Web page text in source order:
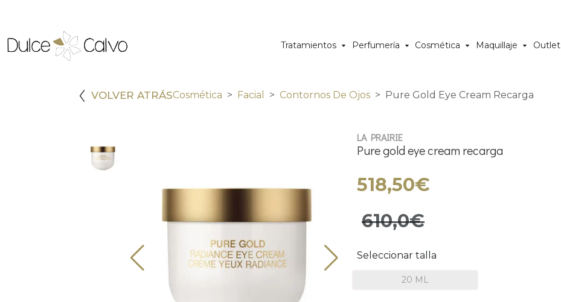
Tratamientos Perfumería Cosmética Maquillaje Outlet
VOLVER ATRÁSCosmética Facial Contornos De Ojos Pure Gold Eye Cream Recarga
LA PRAIRIE
Pure gold eye cream recarga
518,50€
610,0€
Seleccionar talla
20 ML